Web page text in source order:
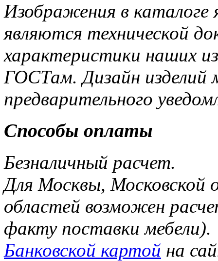
Изображения в
являются технической
характеристики наших
ГОСТам. Дизайн
предварительного
Способы оплаты
Безналичный расчет.
Для Москвы, Московской
областей возможен
факту поставки мебели).
Банковской картой на